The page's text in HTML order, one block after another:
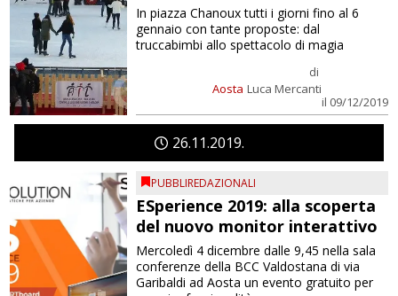
Aosta
di
Luca Mercanti
il 09/12/2019
In piazza Chanoux tutti i giorni fino al 6
gennaio con tante proposte: dal
truccabimbi allo spettacolo di magia
26 11 2019
PUBBLIREDAZIONALI
ESperience 2019: alla scoperta
del nuovo monitor interattivo
Mercoledì 4 dicembre dalle 9,45 nella sala
conferenze della BCC Valdostana di via
Garibaldi ad Aosta un evento gratuito per